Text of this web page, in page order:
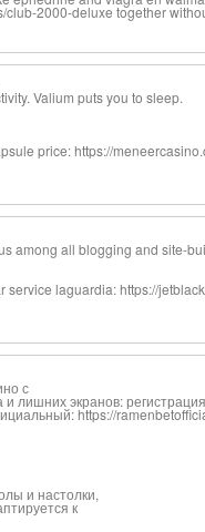
club-2000-deluxe together
Valium puts you to sleep.
price: https://
among all blogging and site-
service laguardia: https://
с
лишних экранов:
https://
и настолки,
к